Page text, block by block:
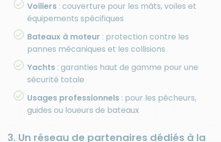
Voiliers : couverture pour les mâts, voiles et
équipements spécifiques
Bateaux à moteur : protection contre les
pannes mécaniques et les collisions
Yachts : garanties haut de gamme pour une
sécurité totale
Usages professionnels : pour les pêcheurs,
guides ou loueurs de bateaux
3. Un réseau de partenaires dédiés à la